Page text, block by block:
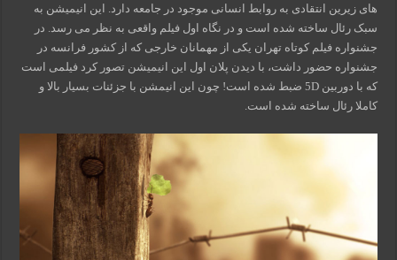
های زیرین انتقادی به روابط انسانی موجود در جامعه دارد. این انیمیشن به
سبک رئال ساخته شده است و در نگاه اول فیلم واقعی به نظر می رسد. در
جشنواره فیلم کوتاه تهران یکی از مهمانان خارجی که از کشور فرانسه در
جشنواره حضور داشت، با دیدن پلان اول این انیمیشن تصور کرد فیلمی است
که با دوربین 5D ضبط شده است! چون این انیمشن با جزئنات بسیار بالا و
کاملا رئال ساخته شده است.